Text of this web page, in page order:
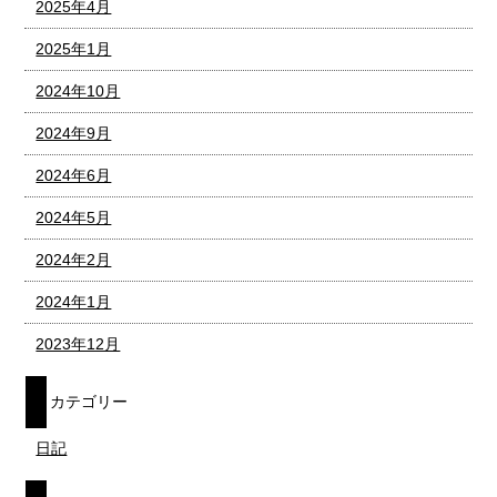
2025年4月
2025年1月
2024年10月
2024年9月
2024年6月
2024年5月
2024年2月
2024年1月
2023年12月
カテゴリー
日記